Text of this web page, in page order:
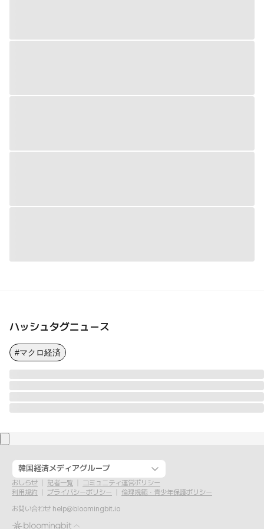
ハッシュタグニュース
#マクロ経済
韓国経済メディアグループ
おしらせ 記者一覧
コミュニティ運営ポリシー
利用規約
プライバシーポリシー
倫理規範・青少年保護ポリシー
お問い合わせ help@bloomingbit.io